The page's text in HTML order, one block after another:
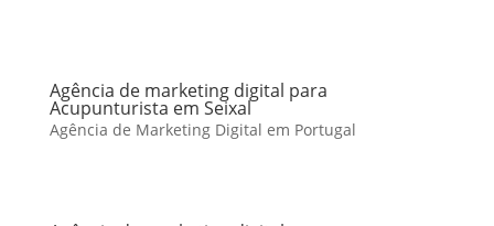
Agência de marketing digital para
Acupunturista em Seixal
Agência de Marketing Digital em Portugal